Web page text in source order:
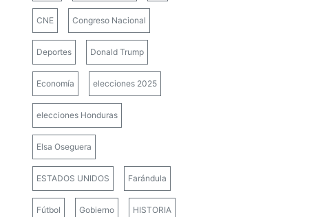
CNE Congreso Nacional
Deportes Donald Trump
Economía elecciones 2025
elecciones Honduras
Elsa Oseguera
ESTADOS UNIDOS Farándula
Fútbol Gobierno HISTORIA